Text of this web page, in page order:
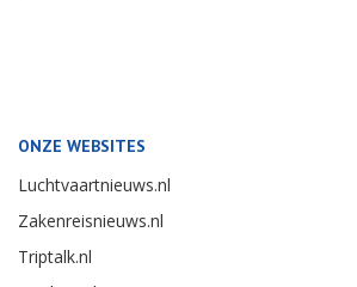
ONZE WEBSITES
Luchtvaartnieuws.nl
Zakenreisnieuws.nl
Triptalk.nl